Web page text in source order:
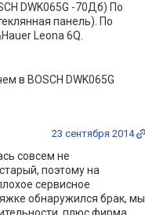
DWK065G -70Дб) По
панель). По
Leona 6Q.
в BOSCH DWK065G
23 сентября 2014
совсем не
поэтому на
сервисное
обнаружился брак, мы